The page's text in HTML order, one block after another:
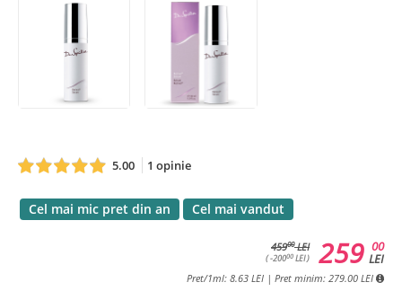
5.00 1 opinie
Cel mai mic pret din an Cel mai vandut
45900LEI
( -20000 LEI )
00
LEI
259
Pret/1ml: 8.63 LEI | Pret minim: 279.00 LEI